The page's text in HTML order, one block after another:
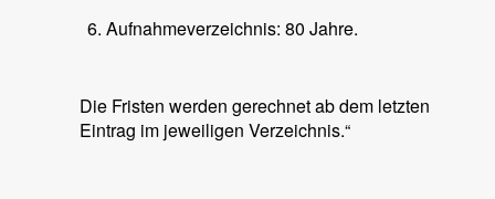
Aufnahmeverzeichnis: 80 Jahre.
Die Fristen werden gerechnet ab dem letzten
Eintrag im jeweiligen Verzeichnis.“